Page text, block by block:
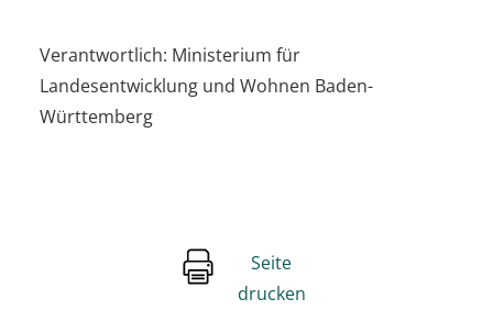
Verantwortlich: Ministerium für
Landesentwicklung und Wohnen Baden-
Württemberg
Seite
drucken